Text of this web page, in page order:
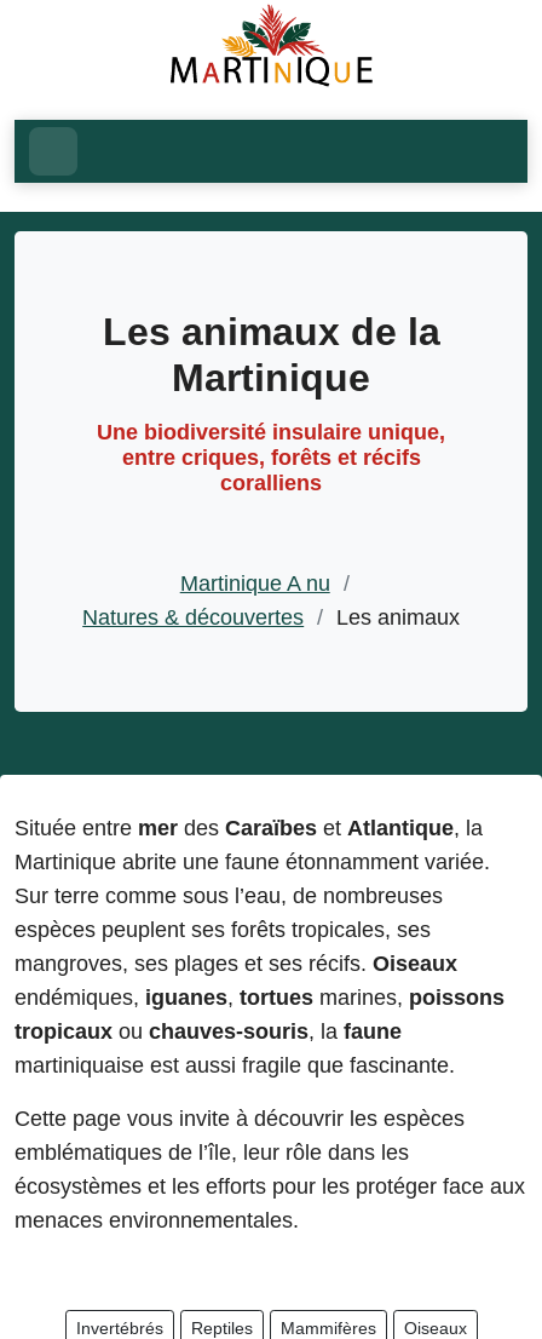
Les animaux de la
Martinique
Une biodiversité insulaire unique,
entre criques, forêts et récifs
coralliens
Martinique A nu /
Natures & découvertes / Les animaux
Située entre mer des Caraïbes et Atlantique, la
Martinique abrite une faune étonnamment variée.
Sur terre comme sous l’eau, de nombreuses
espèces peuplent ses forêts tropicales, ses
mangroves, ses plages et ses récifs. Oiseaux
endémiques, iguanes, tortues marines, poissons
tropicaux ou chauves-souris, la faune
martiniquaise est aussi fragile que fascinante.
Cette page vous invite à découvrir les espèces
emblématiques de l’île, leur rôle dans les
écosystèmes et les efforts pour les protéger face aux
menaces environnementales.
Invertébrés Reptiles Mammifères
Oiseaux